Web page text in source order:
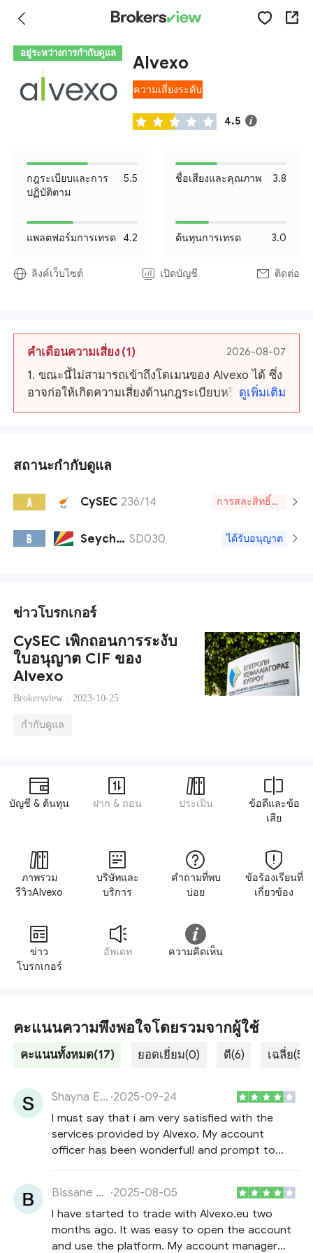
อยู่ระหว่างการกำกับดูแล Alvexo
ความเสี่ยงระดับ
4.5
กฎระเบียบและการ
ปฏิบัติตาม
5.5 ชื่อเสียงและคุณภาพ 3.8
แพลตฟอร์มการเทรด 4.2 ต้นทุนการเทรด 3.0
ลิงค์เว็บไซต์ เปิดบัญชี ติดต่อ
คำเตือนความเสี่ยง(1) 2026-08-07
1. ขณะนี้ไม่สามารถเข้าถึงโดเมนของ Alvexo ได้ ซึ่ง
อาจก่อให้เกิดความเสี่ยงด้านกฎระเบียบหรือปัญหา
ในการดำเนินงาน
ดูเพิ่มเติม
สถานะกำกับดูแล
A CySEC 236/14 การสละสิทธิ์โดยสมัครใจ
B Seychelles FSA SD030 ได้รับอนุญาต
ข่าวโบรกเกอร์
CySEC เพิกถอนการระงับ
ใบอนุญาต CIF ของ
Alvexo
Brokersview · 2023-10-25
กำกับดูแล
บัญชี & ต้นทุน ฝาก & ถอน ประเมิน
ข้อดีและข้อ
เสีย
ภาพรวม
รีวิวAlvexo
บริษัทและ
บริการ
คำถามที่พบ
บ่อย
ข้อร้องเรียนที่
เกี่ยวข้อง
ข่าว
โบรกเกอร์
อัพเดท ความคิดเห็น
คะแนนความพึงพอใจโดยรวมจากผู้ใช้
คะแนนทั้งหมด(17) ยอดเยี่ยม(0) ดี(6) เฉลี่ย(5)
Shayna Evans ·2025-09-24
I must say that i am very satisfied with the
services provided by Alvexo. My account
officer has been wonderful! and prompt to
companies. Relationship Managers also do their
best to ensure client satisfaction.
Bissane Vrachni ·2025-08-05
I have started to trade with Alvexo.eu two
months ago. It was easy to open the account
and use the platform. My account manager